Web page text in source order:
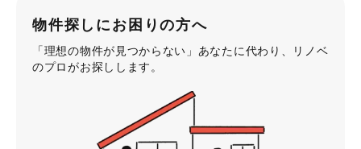
物件探しにお困りの方へ
「理想の物件が見つからない」あなたに代わり、リノベ
のプロがお探しします。